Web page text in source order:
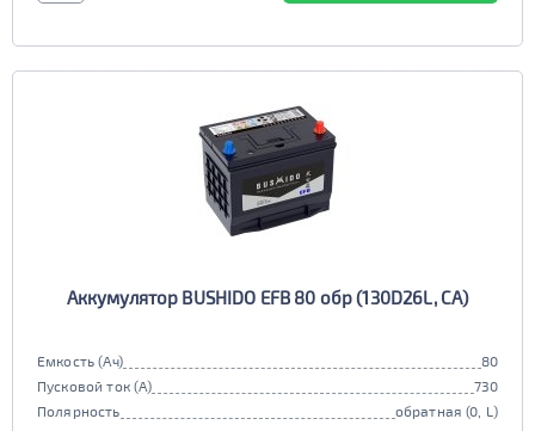
Аккумулятор BUSHIDO EFB 80 обр (130D26L, CA)
Емкость (Ач)
80
Пусковой ток (А)
730
Полярность
обратная (0, L)